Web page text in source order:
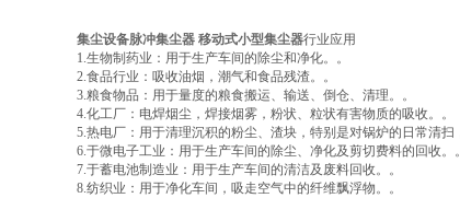
集尘设备脉冲集尘器 移动式小型集尘器行业应用
1.生物制药业：用于生产车间的除尘和净化。。
2.食品行业：吸收油烟，潮气和食品残渣。。
3.粮食物品：用于量度的粮食搬运、输送、倒仓、清理。。
4.化工厂：电焊烟尘，焊接烟雾，粉状、粒状有害物质的吸收。。
5.热电厂：用于清理沉积的粉尘、渣块，特别是对锅炉的日常清扫
6.于微电子工业：用于生产车间的除尘、净化及剪切费料的回收。。
7.于蓄电池制造业：用于生产车间的清洁及废料回收。。
8.纺织业：用于净化车间，吸走空气中的纤维飘浮物。。